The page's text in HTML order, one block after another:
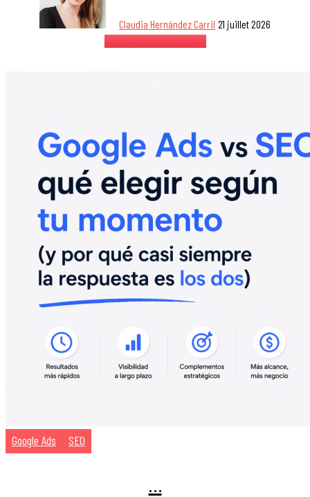
Claudia Hernández Carril 21 juillet 2026
Je veux en savoir plus
Google Ads SEO
…